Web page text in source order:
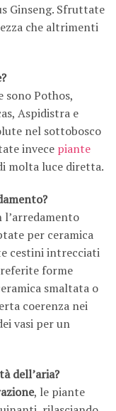
Ginseng. Sfruttate
che altrimenti
Pothos,
Aspidistra e
nel sottobosco
invece piante
molta luce diretta.
per ceramica
cestini intrecciati
forme
smaltata o
coerenza nei
vasi per un
dell’aria?
, le piante